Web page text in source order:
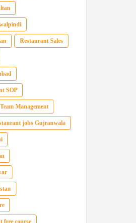
Restaurant Sales
SOP
Team Management
jobs Gujranwala
free course